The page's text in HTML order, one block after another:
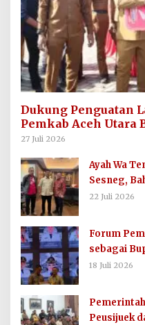
Dukung Penguatan
Pemkab Aceh Utara
untuk Imum
27 Juli 2026
Ayah Wa
Sesneg,
Dana
22 Juli 2026
Forum
sebagai
18 Juli 2026
Peusijuek